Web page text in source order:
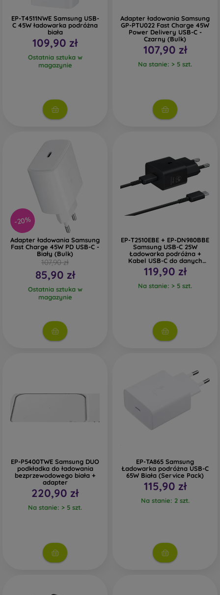
EP-T4511NWE Samsung USB-
C 45W ładowarka podróżna
biała
109,90 zł
Ostatnia sztuka w
magazynie
Adapter ładowania Samsung
GP-PTU022 Fast Charge 45W
Power Delivery USB-C -
Czarny (Bulk)
107,90 zł
Na stanie: > 5 szt.
-20%
Adapter ładowania Samsung
Fast Charge 45W PD USB-C -
Biały (Bulk)
107,90 zł
85,90 zł
Ostatnia sztuka w
magazynie
EP-T2510EBE + EP-DN980BBE
Samsung USB-C 25W
Ładowarka podróżna +
Kabel USB-C do danych
Czarny (OOB Bulk)
119,90 zł
Na stanie: > 5 szt.
EP-P5400TWE Samsung DUO
podkładka do ładowania
bezprzewodowego biała +
adapter
220,90 zł
Na stanie: > 5 szt.
EP-TA865 Samsung
Ładowarka podróżna USB-C
65W Biała (Service Pack)
115,90 zł
Na stanie: 2 szt.